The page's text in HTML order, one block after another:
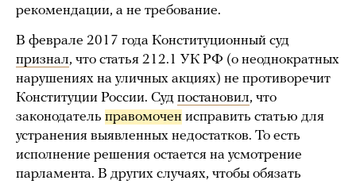
рекомендации, а не требование.
В феврале 2017 года Конституционный суд
признал, что статья 212.1 УК РФ (о неоднократных
нарушениях на уличных акциях) не противоречит
Конституции России. Суд постановил, что
законодатель правомочен исправить статью для
устранения выявленных недостатков. То есть
исполнение решения остается на усмотрение
парламента. В других случаях, чтобы обязать